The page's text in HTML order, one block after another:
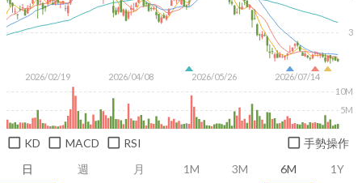
日 週 月 1M 3M 6M 1Y
2026/02/19 2026/04/08 2026/05/26 2026/07/14
3
5M
10M
KD MACD RSI 手勢操作